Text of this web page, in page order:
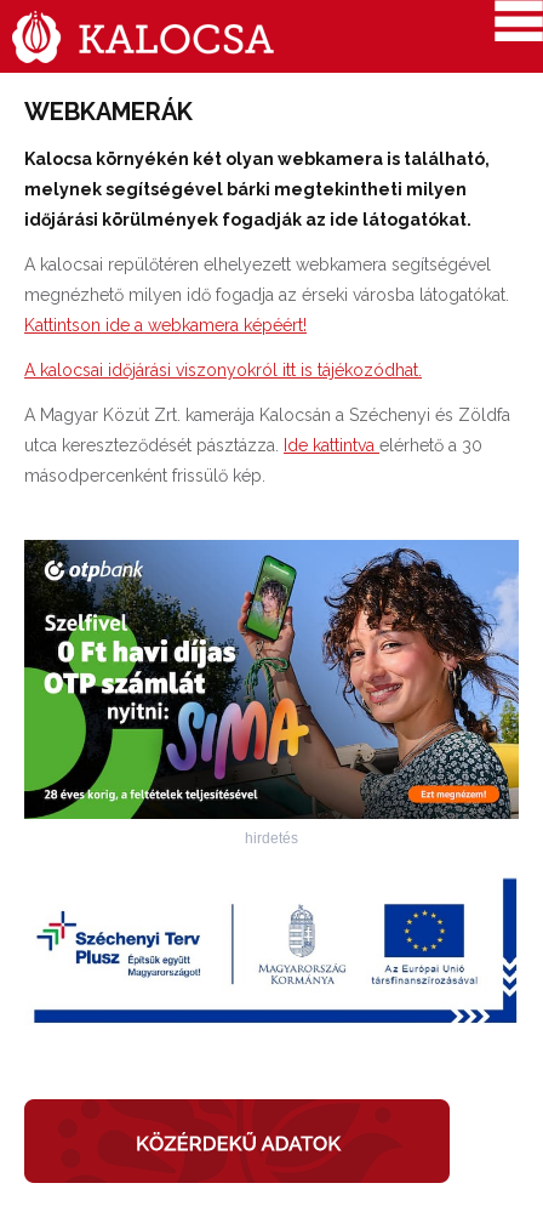
WEBKAMERÁK
Kalocsa környékén két olyan webkamera is található,
melynek segítségével bárki megtekintheti milyen
időjárási körülmények fogadják az ide látogatókat.
A kalocsai repülőtéren elhelyezett webkamera segítségével
megnézhető milyen idő fogadja az érseki városba látogatókat.
Kattintson ide a webkamera képéért!
A kalocsai időjárási viszonyokról itt is tájékozódhat.
A Magyar Közút Zrt. kamerája Kalocsán a Széchenyi és Zöldfa
utca kereszteződését pásztázza.
Ide kattintva elérhető a 30
másodpercenként frissülő kép.
hirdetés